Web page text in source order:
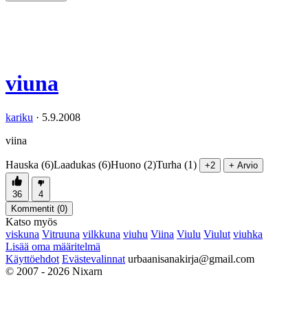
viuna
kariku · 5.9.2008
viina
Hauska (6)Laadukas (6)Huono (2)Turha (1) +2 + Arvio
36
4
Kommentit (0)
Katso myös
viskuna Vitruuna vilkkuna viuhu Viina Viulu Viulut viuhka
Lisää oma määritelmä
Käyttöehdot Evästevalinnat urbaanisanakirja@gmail.com
© 2007 - 2026 Nixarn